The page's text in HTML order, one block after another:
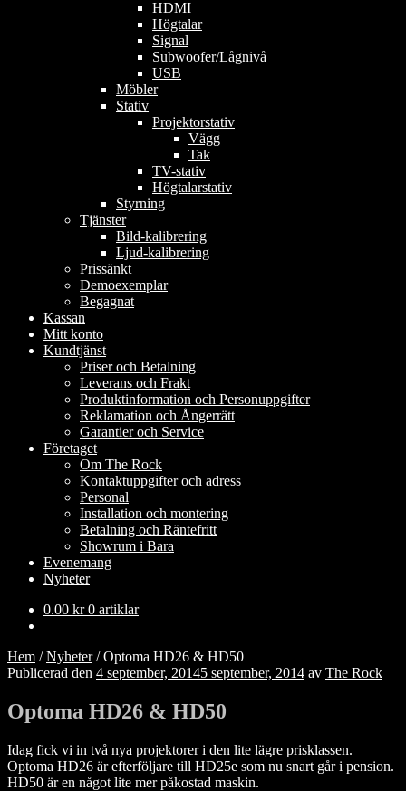
HDMI
Högtalar
Signal
Subwoofer/Lågnivå
USB
Möbler
Stativ
Projektorstativ
Vägg
Tak
TV-stativ
Högtalarstativ
Styrning
Tjänster
Bild-kalibrering
Ljud-kalibrering
Prissänkt
Demoexemplar
Begagnat
Kassan
Mitt konto
Kundtjänst
Priser och Betalning
Leverans och Frakt
Produktinformation och Personuppgifter
Reklamation och Ångerrätt
Garantier och Service
Företaget
Om The Rock
Kontaktuppgifter och adress
Personal
Installation och montering
Betalning och Räntefritt
Showrum i Bara
Evenemang
Nyheter
0.00 kr 0 artiklar
Hem /Nyheter/Optoma HD26 & HD50
Publicerad den 4 september, 20145 september, 2014 av The Rock
Optoma HD26 & HD50
Idag fick vi in två nya projektorer i den lite lägre prisklassen.
Optoma HD26 är efterföljare till HD25e som nu snart går i pension.
HD50 är en något lite mer påkostad maskin.